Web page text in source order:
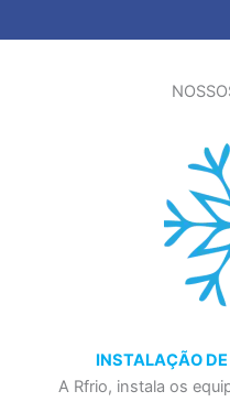
INSTALAÇÃO
A Rfrio, instala os